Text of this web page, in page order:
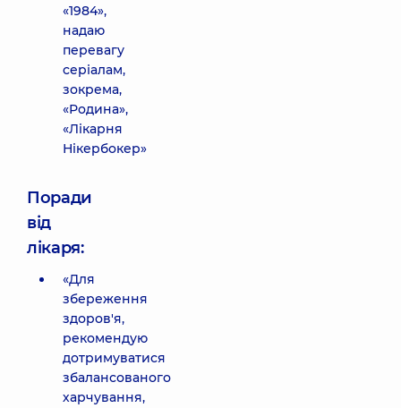
«1984»,
надаю
перевагу
серіалам,
зокрема,
«Родина»,
«Лікарня
Нікербокер»
Поради
від
лікаря:
«Для
збереження
здоров'я,
рекомендую
дотримуватися
збалансованого
харчування,